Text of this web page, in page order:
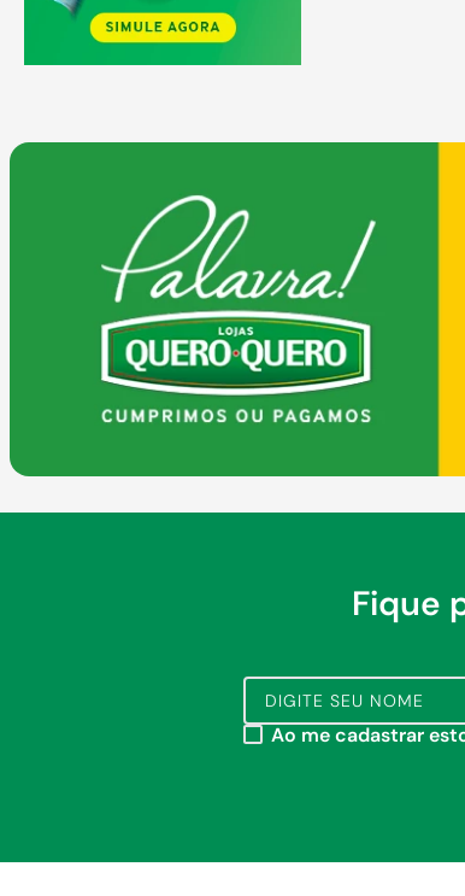
Fique
Ao me cadastrar